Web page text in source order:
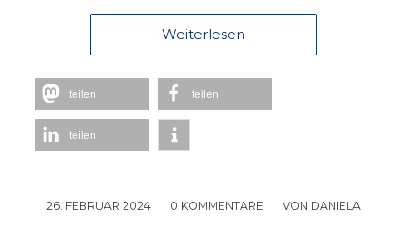
Weiterlesen
teilen teilen
teilen
26. FEBRUAR 2024
/ 0 KOMMENTARE
/ VON DANIELA